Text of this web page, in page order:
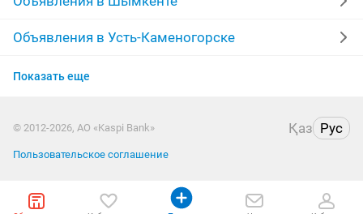
Объявления в Усть-Каменогорске
Объявления в Актобе
Объявления в Костанае
Показать еще
© 2012-2026, АО «Kaspi Bank» Қаз Рус
Пользовательское соглашение